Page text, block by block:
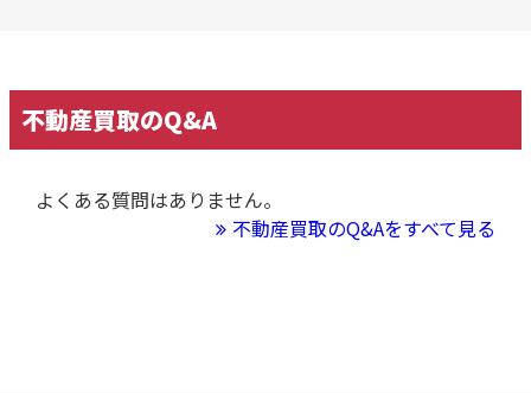
不動産買取のQ&A
よくある質問はありません。
不動産買取のQ&Aをすべて見る